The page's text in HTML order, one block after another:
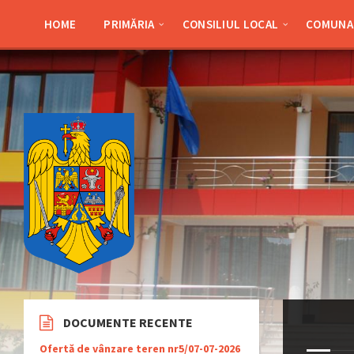
sidebar
sidebar
HOME PRIMĂRIA CONSILIUL LOCAL
DOCUMENTE RECENTE
Ofertă de vânzare teren nr5/07-07-2026